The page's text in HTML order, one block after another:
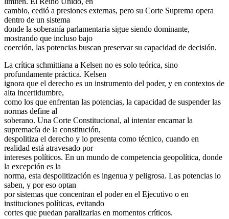
cambio, cedió a presiones externas, pero su Corte Suprema opera
dentro de un sistema
donde la soberanía parlamentaria sigue siendo dominante,
mostrando que incluso bajo
coerción, las potencias buscan preservar su capacidad de decisión.
La crítica schmittiana a Kelsen no es solo teórica, sino
profundamente práctica. Kelsen
ignora que el derecho es un instrumento del poder, y en contextos de
alta incertidumbre,
como los que enfrentan las potencias, la capacidad de suspender las
normas define al
soberano. Una Corte Constitucional, al intentar encarnar la
supremacía de la constitución,
despolitiza el derecho y lo presenta como técnico, cuando en
realidad está atravesado por
intereses políticos. En un mundo de competencia geopolítica, donde
la excepción es la
norma, esta despolitización es ingenua y peligrosa. Las potencias lo
saben, y por eso optan
por sistemas que concentran el poder en el Ejecutivo o en
instituciones políticas, evitando
cortes que puedan paralizarlas en momentos críticos.